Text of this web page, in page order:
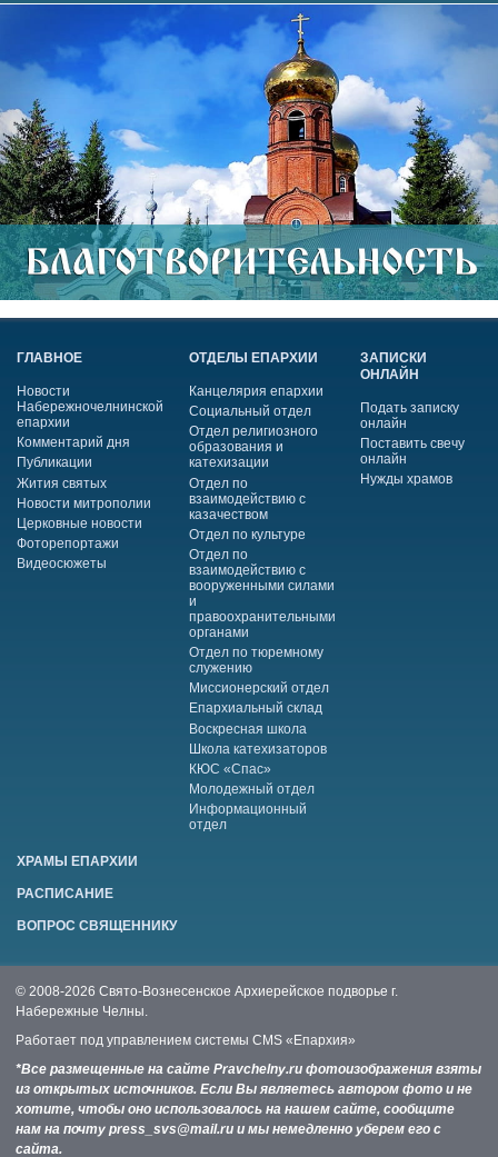
ГЛАВНОЕ
Новости
Набережночелнинской
епархии
Комментарий дня
Публикации
Жития святых
Новости митрополии
Церковные новости
Фоторепортажи
Видеосюжеты
ОТДЕЛЫ ЕПАРХИИ
Канцелярия епархии
Социальный отдел
Отдел религиозного
образования и
катехизации
Отдел по
взаимодействию с
казачеством
Отдел по культуре
Отдел по
взаимодействию с
вооруженными силами
и
правоохранительными
органами
Отдел по тюремному
служению
Миссионерский отдел
Епархиальный склад
Воскресная школа
Школа катехизаторов
КЮС «Спас»
Молодежный отдел
Информационный
отдел
ЗАПИСКИ
ОНЛАЙН
Подать записку
онлайн
Поставить свечу
онлайн
Нужды храмов
ХРАМЫ ЕПАРХИИ
РАСПИСАНИЕ
ВОПРОС СВЯЩЕННИКУ
© 2008-2026 Свято-Вознесенское Архиерейское подворье г.
Набережные Челны.
Работает под управлением системы CMS «Епархия»
*Все размещенные на сайте Pravchelny.ru фотоизображения взяты
из открытых источников. Если Вы являетесь автором фото и не
хотите, чтобы оно использовалось на нашем сайте, сообщите
нам на почту press_svs@mail.ru и мы немедленно уберем его с
сайта.